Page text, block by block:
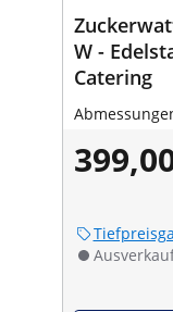
W -
Catering